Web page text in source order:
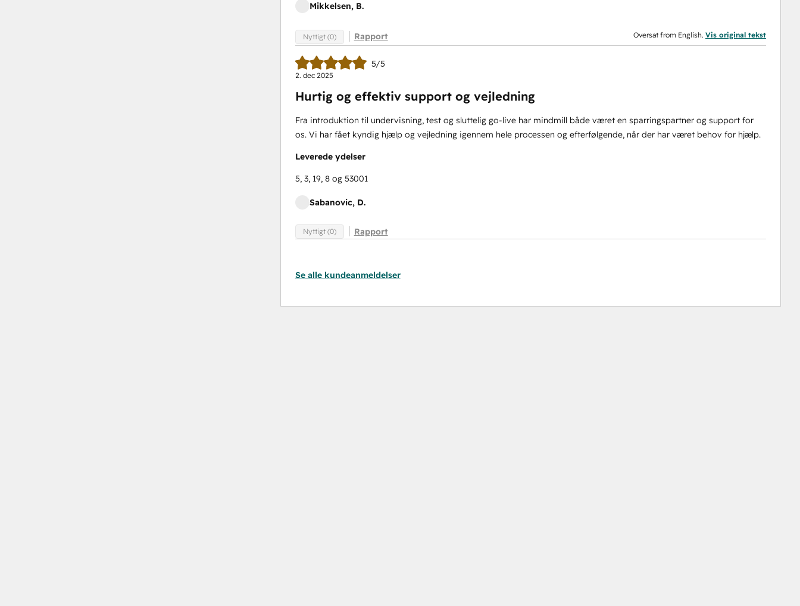
Mikkelsen, B.
Nyttigt (0) Rapport Oversat from English. Vis original tekst
5/5
2. dec 2025
Hurtig og effektiv support og vejledning
Fra introduktion til undervisning, test og sluttelig go-live har mindmill både været en sparringspartner og support for
os. Vi har fået kyndig hjælp og vejledning igennem hele processen og efterfølgende, når der har været behov for hjælp.
Leverede ydelser
5, 3, 19, 8 og 53001
Sabanovic, D.
Nyttigt (0) Rapport
Se alle kundeanmeldelser